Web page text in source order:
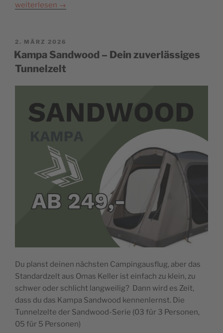
weiterlesen →
POSTED
ON
2. MÄRZ 2026
Kampa Sandwood – Dein zuverlässiges
Tunnelzelt
Du planst deinen nächsten Campingausflug, aber das
Standardzelt aus Omas Keller ist einfach zu klein, zu
schwer oder schlicht langweilig? Dann wird es Zeit,
dass du das Kampa Sandwood kennenlernst. Die
Tunnelzelte der Sandwood-Serie (03 für 3 Personen,
05 für 5 Personen)